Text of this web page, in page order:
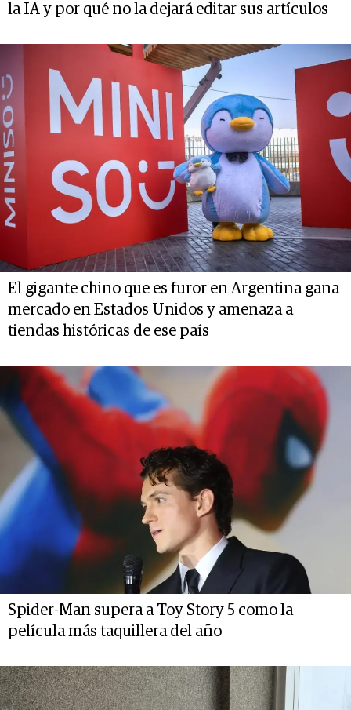
la IA y por qué no la dejará editar sus artículos
El gigante chino que es furor en Argentina gana
mercado en Estados Unidos y amenaza a
tiendas históricas de ese país
Spider-Man supera a Toy Story 5 como la
película más taquillera del año